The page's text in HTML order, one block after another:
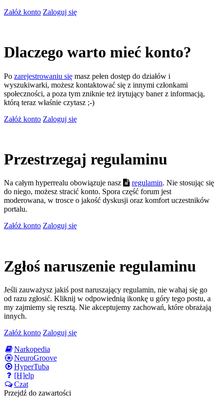
Załóż konto Zaloguj się
Dlaczego warto mieć konto?
Po zarejestrowaniu się masz pełen dostęp do działów i
wyszukiwarki, możesz kontaktować się z innymi członkami
społeczności, a poza tym zniknie też irytujący baner z informacją,
którą teraz właśnie czytasz ;-)
Załóż konto Zaloguj się
Przestrzegaj regulaminu
Na całym hyperrealu obowiązuje nasz regulamin. Nie stosując się
do niego, możesz stracić konto. Spora część forum jest
moderowana, w trosce o jakość dyskusji oraz komfort uczestników
portalu.
Załóż konto Zaloguj się
Zgłoś naruszenie regulaminu
Jeśli zauważysz jakiś post naruszający regulamin, nie wahaj się go
od razu zgłosić. Kliknij w odpowiednią ikonkę u góry tego postu, a
my zajmiemy się resztą. Nie akceptujemy zachowań, które obrażają
innych.
Załóż konto Zaloguj się
Narkopedia
NeuroGroove
HyperTuba
[H]elp
Czat
Przejdź do zawartości